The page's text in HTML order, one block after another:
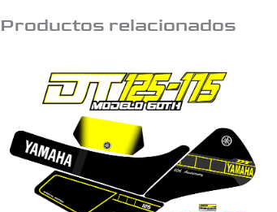
Productos relacionados